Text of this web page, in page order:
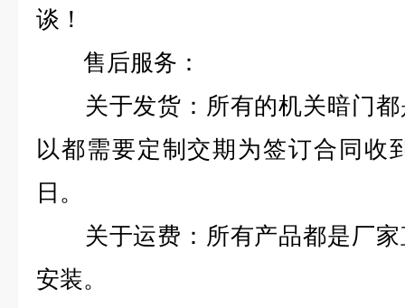
谈！
售后服务：
关于发货：所有的机关暗门都
以都需要定制交期为签订合同收
日。
关于运费：所有产品都是厂家
安装。